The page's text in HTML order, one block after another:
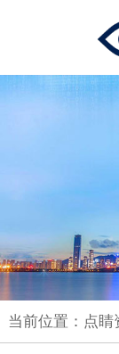
当前位置： 点睛